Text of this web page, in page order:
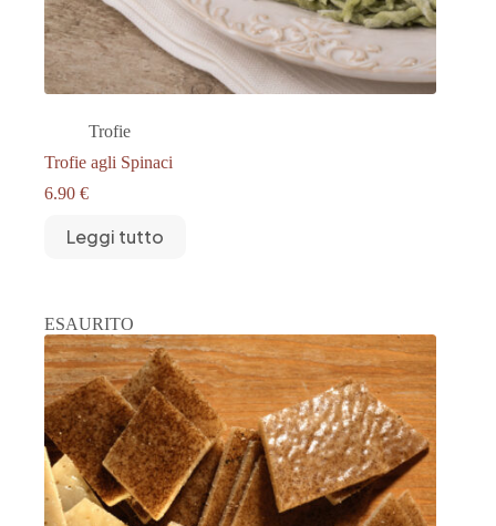
Trofie
Trofie agli Spinaci
6.90 €
Leggi tutto
ESAURITO